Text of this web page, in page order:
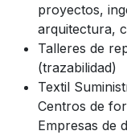
proyectos,
arquitectura,
Talleres de
(trazabilidad)
Textil
Centros de
Empresas de